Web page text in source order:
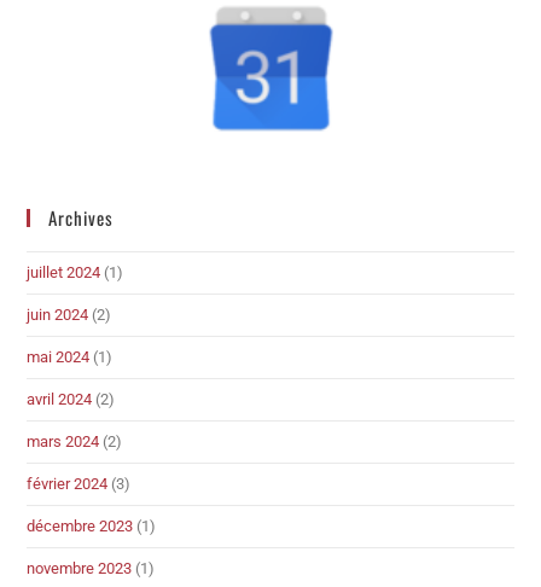
Archives
juillet 2024 (1)
juin 2024 (2)
mai 2024 (1)
avril 2024 (2)
mars 2024 (2)
février 2024 (3)
décembre 2023 (1)
novembre 2023 (1)